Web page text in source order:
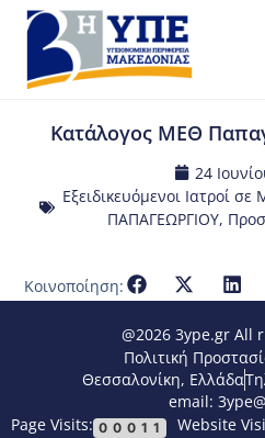
Κατάλογος ΜΕΘ
24
Εξειδικευόμενοι Ιατροί
ΠΑΠΑΓΕΩΡΓΙΟΥ,
Κοινοποίηση:
@2026 3ype.gr All
Πολιτική
Θεσσαλονίκη, Ελλάδα
email:
Page Visits: 00011 Website